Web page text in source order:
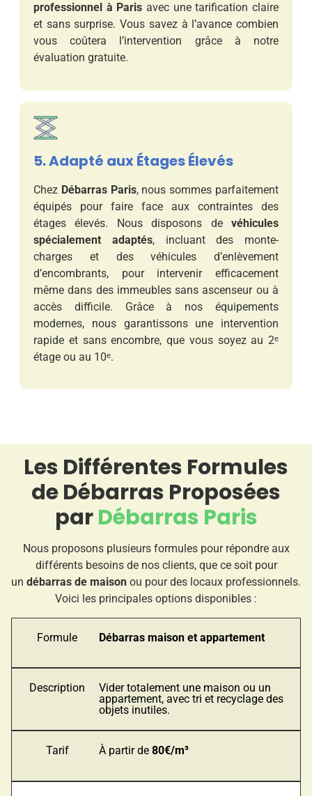
professionnel à Paris avec une tarification claire
et sans surprise. Vous savez à l’avance combien
vous coûtera l’intervention grâce à notre
évaluation gratuite.
5. Adapté aux Étages Élevés
Chez Débarras Paris, nous sommes parfaitement
équipés pour faire face aux contraintes des
étages élevés. Nous disposons de véhicules
spécialement adaptés, incluant des monte-
charges et des véhicules d’enlèvement
d’encombrants, pour intervenir efficacement
même dans des immeubles sans ascenseur ou à
accès difficile. Grâce à nos équipements
modernes, nous garantissons une intervention
rapide et sans encombre, que vous soyez au 2ᵉ
étage ou au 10ᵉ.
Les Différentes Formules
de Débarras Proposées
parDébarras Paris
Nous proposons plusieurs formules pour répondre aux
différents besoins de nos clients, que ce soit pour
un débarras de maison ou pour des locaux professionnels.
Voici les principales options disponibles :
Formule Débarras maison et appartement
Description
Vider totalement une maison ou un
appartement, avec tri et recyclage des
objets inutiles.
Tarif À partir de 80€/m³